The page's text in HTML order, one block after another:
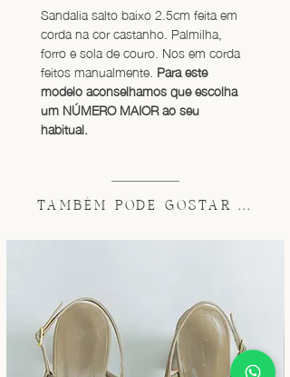
Sandalia salto baixo 2.5cm feita em
corda na cor castanho. Palmilha,
forro e sola de couro. Nos em corda
feitos manualmente. Para este
modelo aconselhamos que escolha
um NÚMERO MAIOR ao seu
habitual.
TAMBÉM PODE GOSTAR ...